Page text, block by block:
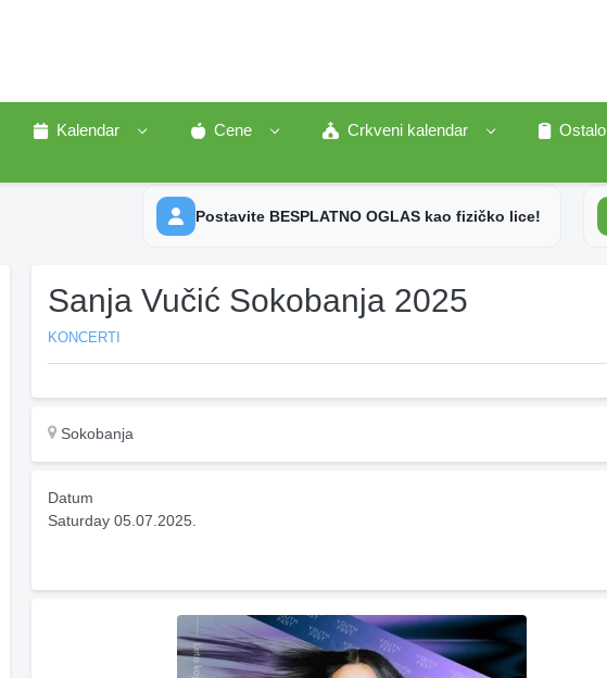
Kalendar Cene Crkveni kalendar
Ostalo
Postavite BESPLATNO OGLAS kao fizičko lice!
Sanja Vučić Sokobanja 2025
KONCERTI
Sokobanja
Datum
Saturday 05.07.2025.